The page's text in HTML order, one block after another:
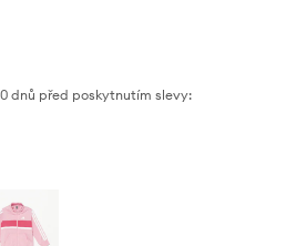
dnů před poskytnutím slevy: